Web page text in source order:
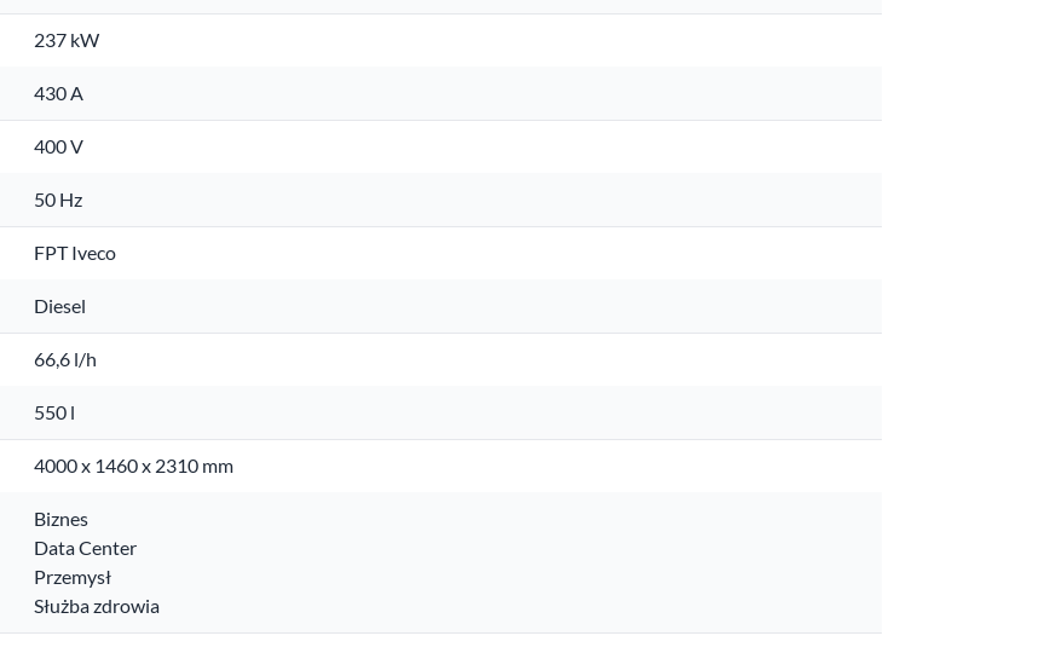
237 kW
430 A
400 V
50 Hz
FPT Iveco
Diesel
66,6 l/h
550 l
4000 x 1460 x 2310 mm
Biznes
Data Center
Przemysł
Służba zdrowia